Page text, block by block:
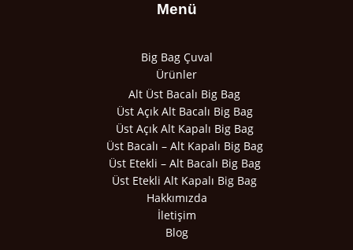
Menü
Big Bag Çuval
Ürünler
Alt Üst Bacalı Big Bag
Üst Açık Alt Bacalı Big Bag
Üst Açık Alt Kapalı Big Bag
Üst Bacalı – Alt Kapalı Big Bag
Üst Etekli – Alt Bacalı Big Bag
Üst Etekli Alt Kapalı Big Bag
Hakkımızda
İletişim
Blog